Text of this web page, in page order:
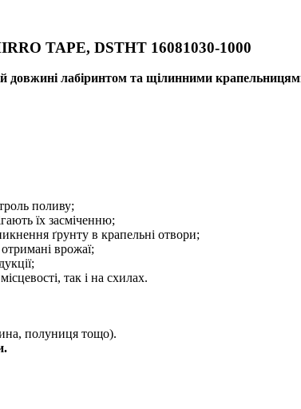
TAPE, DSTHT 16081030-1000
довжині лабіринтом та щілинними
поливу;
їх засміченню;
ґрунту в крапельні отвори;
врожаї;
так і на схилах.
полуниця тощо).